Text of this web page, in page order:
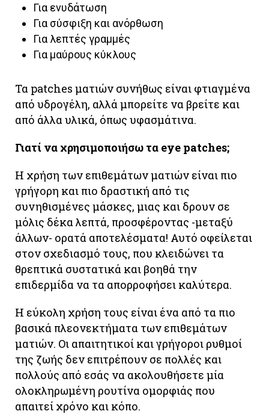
Για ενυδάτωση
Για σύσφιξη και ανόρθωση
Για λεπτές γραμμές
Για μαύρους κύκλους
Τα patches ματιών συνήθως είναι φτιαγμένα
από υδρογέλη, αλλά μπορείτε να βρείτε και
από άλλα υλικά, όπως υφασμάτινα.
Γιατί να χρησιμοποιήσω τα eye patches;
Η χρήση των επιθεμάτων ματιών είναι πιο
γρήγορη και πιο δραστική από τις
συνηθισμένες μάσκες, μιας και δρουν σε
μόλις δέκα λεπτά, προσφέροντας -μεταξύ
άλλων- ορατά αποτελέσματα! Αυτό οφείλεται
στον σχεδιασμό τους, που κλειδώνει τα
θρεπτικά συστατικά και βοηθά την
επιδερμίδα να τα απορροφήσει καλύτερα.
Η εύκολη χρήση τους είναι ένα από τα πιο
βασικά πλεονεκτήματα των επιθεμάτων
ματιών. Οι απαιτητικοί και γρήγοροι ρυθμοί
της ζωής δεν επιτρέπουν σε πολλές και
πολλούς από εσάς να ακολουθήσετε μία
ολοκληρωμένη ρουτίνα ομορφιάς που
απαιτεί χρόνο και κόπο.